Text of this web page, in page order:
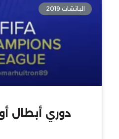
الباتشات 2019
دوري أبطال